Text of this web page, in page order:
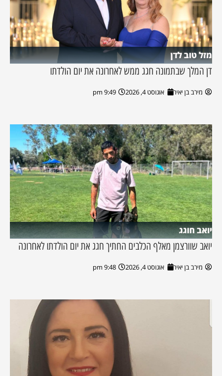
מזל טוב לדן
דן המלך שבתמונה חגג ממש לאחרונה את יום הולדתו
מירב בן יאיר אוגוסט 4, 2026 9:49 pm
יואב חוגג
יואב שוורצמן מאלף הכלבים החתיך חגג את יום הולדתו לאחרונה
מירב בן יאיר אוגוסט 4, 2026 9:48 pm